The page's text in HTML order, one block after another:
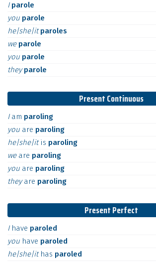
I parole
you parole
he|she|itparoles
we parole
you parole
theyparole
Present Continuous
I am paroling
you are paroling
he|she|itis paroling
we are paroling
you are paroling
theyare paroling
Present Perfect
I have paroled
you have paroled
he|she|it has paroled